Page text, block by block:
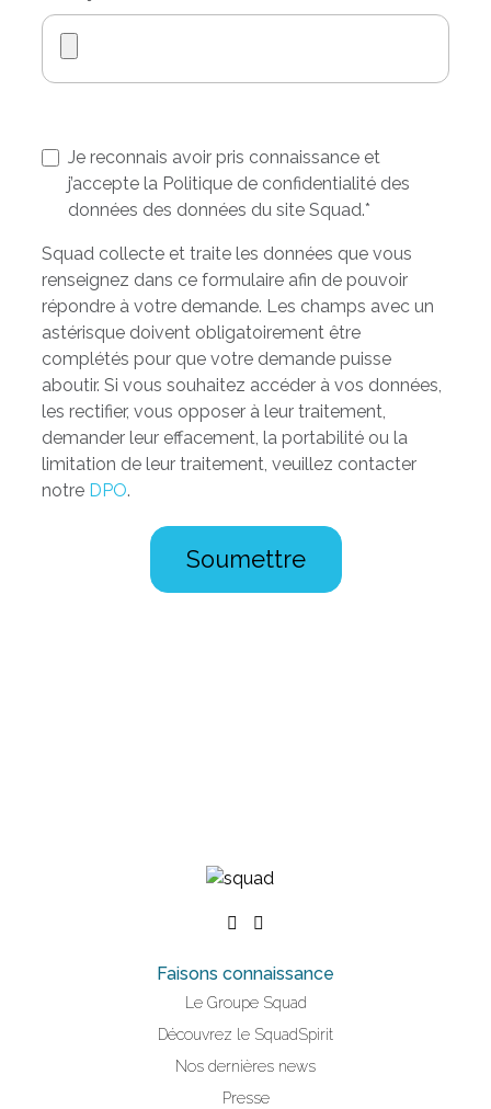
Je reconnais avoir pris connaissance et
j’accepte la Politique de confidentialité des
données des données du site Squad.*
Squad collecte et traite les données que vous
renseignez dans ce formulaire afin de pouvoir
répondre à votre demande. Les champs avec un
astérisque doivent obligatoirement être
complétés pour que votre demande puisse
aboutir. Si vous souhaitez accéder à vos données,
les rectifier, vous opposer à leur traitement,
demander leur effacement, la portabilité ou la
limitation de leur traitement, veuillez contacter
notre DPO.
Faisons connaissance
Le Groupe Squad
Découvrez le SquadSpirit
Nos dernières news
Presse